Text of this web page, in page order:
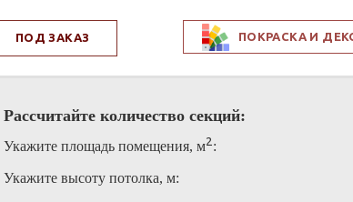
ПОД ЗАКАЗ ПОКРАСКА И
Рассчитайте количество секций:
Укажите площадь помещения, м2:
Укажите высоту потолка, м: